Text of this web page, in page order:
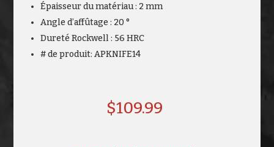
Épaisseur du matériau : 2 mm
Angle d’affûtage : 20 °
Dureté Rockwell : 56 HRC
# de produit: APKNIFE14
$109.99